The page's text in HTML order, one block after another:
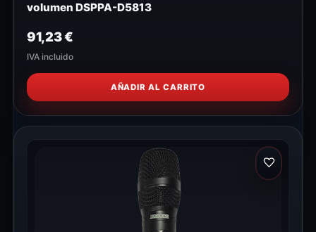
volumen DSPPA-D5813
91,23€
IVA incluido
AÑADIR AL CARRITO